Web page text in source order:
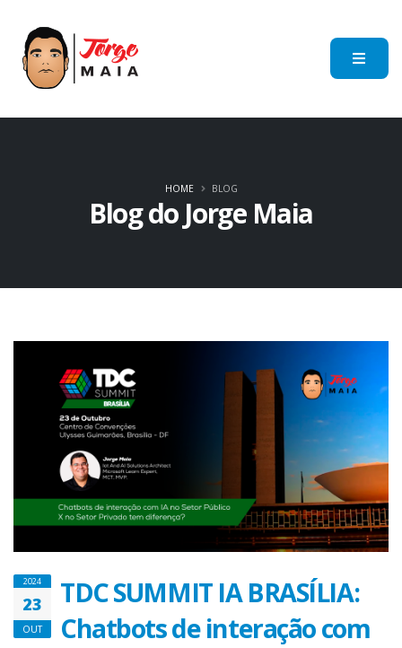
Blog do Jorge Maia
HOME BLOG
2024
23
OUT
TDC SUMMIT IA BRASÍLIA:
Chatbots de interação com